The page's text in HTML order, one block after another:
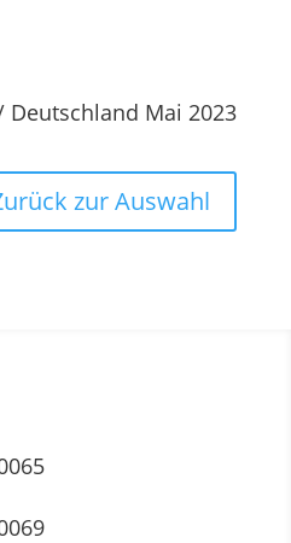
Mai 2023
zur Auswahl